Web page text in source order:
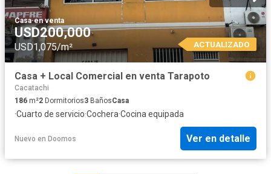
Casa·en venta
USD200,000
USD1,075/m² ACTUALIZADO
Casa + Local Comercial en venta Tarapoto
Cacatachi
186 m²2 Dormitorios3 BañosCasa
·Cuarto de servicio·Cochera·Cocina equipada
Nuevo en Doomos Ver en detalle